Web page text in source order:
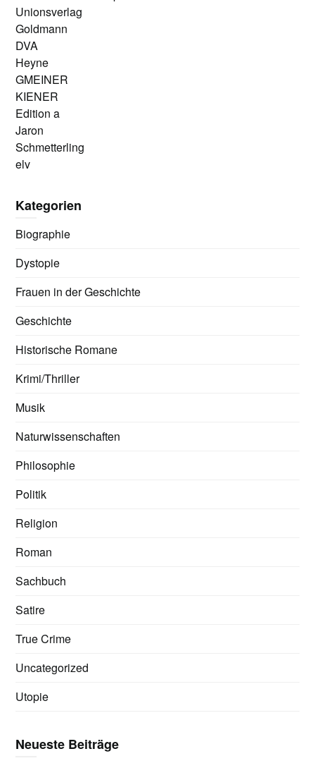
Unionsverlag
Goldmann
DVA
Heyne
GMEINER
KIENER
Edition a
Jaron
Schmetterling
elv
Kategorien
Biographie
Dystopie
Frauen in der Geschichte
Geschichte
Historische Romane
Krimi/Thriller
Musik
Naturwissenschaften
Philosophie
Politik
Religion
Roman
Sachbuch
Satire
True Crime
Uncategorized
Utopie
Neueste Beiträge